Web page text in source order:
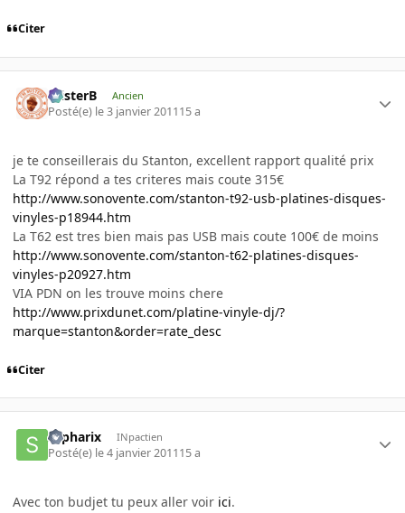
Citer
misterB Ancien
Posté(e) le 3 janvier 201115 a
je te conseillerais du Stanton, excellent rapport qualité prix
La T92 répond a tes criteres mais coute 315€
http://www.sonovente.com/stanton-t92-usb-platines-disques-
vinyles-p18944.htm
La T62 est tres bien mais pas USB mais coute 100€ de moins
http://www.sonovente.com/stanton-t62-platines-disques-
vinyles-p20927.htm
VIA PDN on les trouve moins chere
http://www.prixdunet.com/platine-vinyle-dj/?
marque=stanton&order=rate_desc
Citer
sapharix INpactien
Posté(e) le 4 janvier 201115 a
Avec ton budjet tu peux aller voir ici.